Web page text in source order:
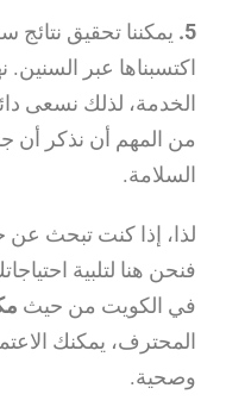
5. يمكننا تحقيق نتائج
اكتسبناها عبر
الخدمة، لذلك نسعى
من المهم أن نذكر أن
السلامة.
لذا، إذا كنت تبحث عن
فنحن هنا لتلبية
في الكويت من حيث
المحترف، يمكنك
وصحية.